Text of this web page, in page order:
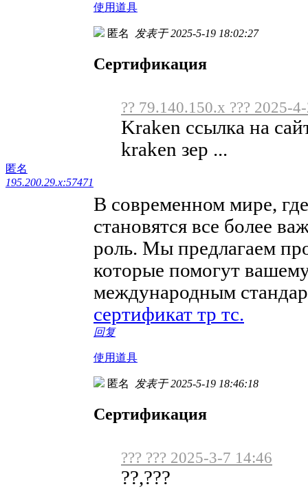
使用道具
匿名
195.200.29.x:57471
匿名 发表于 2025-5-19 18:02:27
Сертификация
?? 79.140.150.x ??? 2025-
Kraken ссылка на
kraken зер ...
В современном мире,
становятся все более
роль. Мы предлагаем
которые помогут
международным
сертификат тр тс.
回复
使用道具
匿名 发表于 2025-5-19 18:46:18
Сертификация
??? ??? 2025-3-7 14:46
??,???